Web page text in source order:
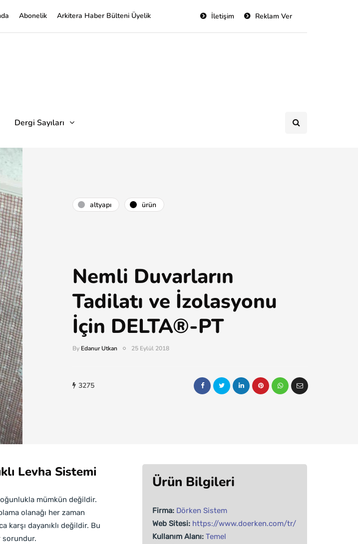
Abonelik Arkitera Haber Bülteni Üyelik Reklam Ver
İletişim
Dergi Sayıları
altyapı ürün
Nemli Duvarların
Tadilatı ve İzolasyonu
İçin DELTA®-PT
By Edanur Utkan 25 Eylül 2018
3275
Levha Sistemi
mümkün değildir.
olanağı her zaman
karşı dayanıklı değildir. Bu
sorundur.
Ürün Bilgileri
Firma: Dörken Sistem
Web Sitesi: https://www.doerken.com/tr/
Kullanım Alanı: Temel